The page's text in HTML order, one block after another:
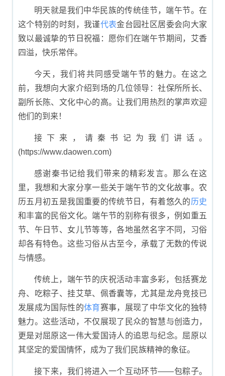
明天就是我们中华民族的传统佳节，端午节。在
这个特别的时刻，我谨代表金台园社区居委会向大家
致以最诚挚的节日祝福：愿你们在端午节期间，艾香
四溢，快乐常伴。
今天，我们将共同感受端午节的魅力。在这之
前，我想向大家介绍到场的几位领导：社保所所长、
副所长陈、文化中心的高。让我们用热烈的掌声欢迎
他们的到来！
接下来，请秦书记为我们讲话。
(https://www.daowen.com)
感谢秦书记给我们带来的精彩发言。那么在这
里，我想和大家分享一些关于端午节的文化故事。农
历五月初五是我国重要的传统节日，有着悠久的历史
和丰富的民俗文化。端午节的别称有很多，例如重五
节、午日节、女儿节等等，各地虽然名字不同，习俗
却各有特色。这些习俗从古至今，承载了无数的传说
与情感。
传统上，端午节的庆祝活动丰富多彩，包括赛龙
舟、吃粽子、挂艾草、佩香囊等，尤其是龙舟竞技已
发展成为国际性的体育赛事，展现了中华文化的独特
魅力。这些活动，不仅展现了民众的智慧与创造力，
更是对屈原这一伟大爱国诗人的追思与纪念。屈原以
其坚定的爱国情怀，成为了我们民族精神的象征。
接下来，我们将进入一个互动环节——包粽子。